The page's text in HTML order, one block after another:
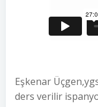
Eşkenar
ders verilir